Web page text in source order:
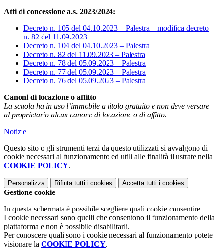
Atti di concessione a.s. 2023/2024:
Decreto n. 105 del 04.10.2023 – Palestra – modifica decreto
n. 82 del 11.09.2023
Decreto n. 104 del 04.10.2023 – Palestra
Decreto n. 82 del 11.09.2023 – Palestra
Decreto n. 78 del 05.09.2023 – Palestra
Decreto n. 77 del 05.09.2023 – Palestra
Decreto n. 76 del 05.09.2023 – Palestra
Canoni di locazione o affitto
La scuola ha in uso l’immobile a titolo gratuito e non deve versare
al proprietario alcun canone di locazione o di affitto.
Notizie
Questo sito o gli strumenti terzi da questo utilizzati si avvalgono di
cookie necessari al funzionamento ed utili alle finalità illustrate nella
COOKIE POLICY.
Personalizza Rifiuta tutti i cookies Accetta tutti i cookies
Gestione cookie
In questa schermata è possibile scegliere quali cookie consentire.
I cookie necessari sono quelli che consentono il funzionamento della
piattaforma e non è possibile disabilitarli.
Per conoscere quali sono i cookie necessari al funzionamento potete
visionare la COOKIE POLICY.